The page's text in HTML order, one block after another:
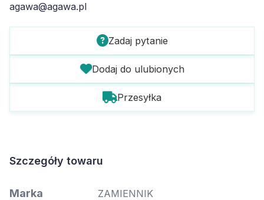
agawa@agawa.pl
Zadaj pytanie
Dodaj do ulubionych
Przesyłka
Szczegóły towaru
Marka ZAMIENNIK